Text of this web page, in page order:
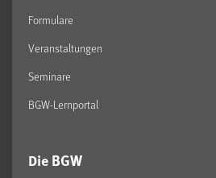
Formulare
Veranstaltungen
Seminare
BGW-Lernportal
Die BGW